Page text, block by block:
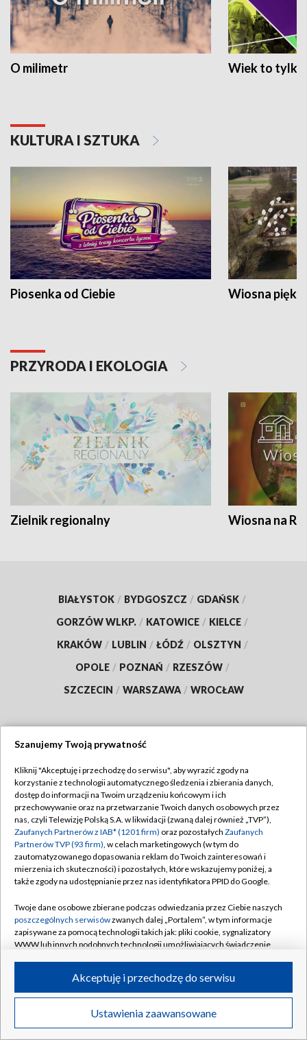
O milimetr Wiek to tylko
KULTURA I SZTUKA
Piosenka od Ciebie Wiosna
PRZYRODA I EKOLOGIA
Zielnik regionalny Wiosna na
BIAŁYSTOK / BYDGOSZCZ / GDAŃSK /
GORZÓW WLKP. / KATOWICE / KIELCE /
KRAKÓW / LUBLIN / ŁÓDŹ / OLSZTYN /
OPOLE / POZNAŃ / RZESZÓW /
SZCZECIN / WARSZAWA / WROCŁAW
TVP
Abonament TVP
Emisja w TVP
Centrum informacji TVP
Naziemna Telewizja Cyfrowa
Rada Programowa
System NOS
Informacje o nadawcy
Program dla prasy
Ogłoszenie przetargowe
Regulamin TVP
Polityka prywatności
Moje zgody
Pomoc
Kontakt
Kanały
©2026 Telewizja Polska S.A. w likwidacji
Szanujemy Twoją prywatność
Kliknij "Akceptuję i przechodzę do serwisu", aby wyrazić zgody na
korzystanie z technologii automatycznego śledzenia i zbierania danych,
dostęp do informacji na Twoim urządzeniu końcowym i ich
przechowywanie oraz na przetwarzanie Twoich danych osobowych przez
nas, czyli Telewizję Polską S.A. w likwidacji (zwaną dalej również „TVP”),
Zaufanych Partnerów z IAB* (1201 firm) oraz pozostałych Zaufanych
Partnerów TVP (93 firm), w celach marketingowych (w tym do
zautomatyzowanego dopasowania reklam do Twoich zainteresowań i
mierzenia ich skuteczności) i pozostałych, które wskazujemy poniżej, a
także zgody na udostępnianie przez nas identyfikatora PPID do Google.
Twoje dane osobowe zbierane podczas odwiedzania przez Ciebie naszych
poszczególnych serwisówzwanych dalej „Portalem”, w tym informacje
zapisywane za pomocą technologii takich jak: pliki cookie, sygnalizatory
WWW lub innych podobnych technologii umożliwiających świadczenie
ruchu w Internecie.
Twoje dane osobowe zbierane podczas odwiedzania przez Ciebie
poszczególnych serwisówna Portalu, takie jak adresy IP, identyfikatory
Ustawienia zaawansowane
Akceptuję i przechodzę do serwisu